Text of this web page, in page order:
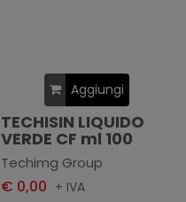
Aggiungi
TECHISIN LIQUIDO
VERDE CF ml 100
Techimg Group
€ 0,00 + IVA